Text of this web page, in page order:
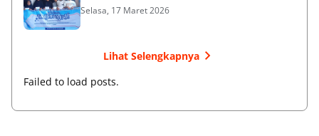
Selasa, 17 Maret 2026
Lihat Selengkapnya
Failed to load posts.